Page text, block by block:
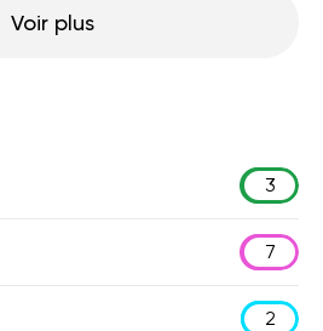
Voir plus
3
7
2